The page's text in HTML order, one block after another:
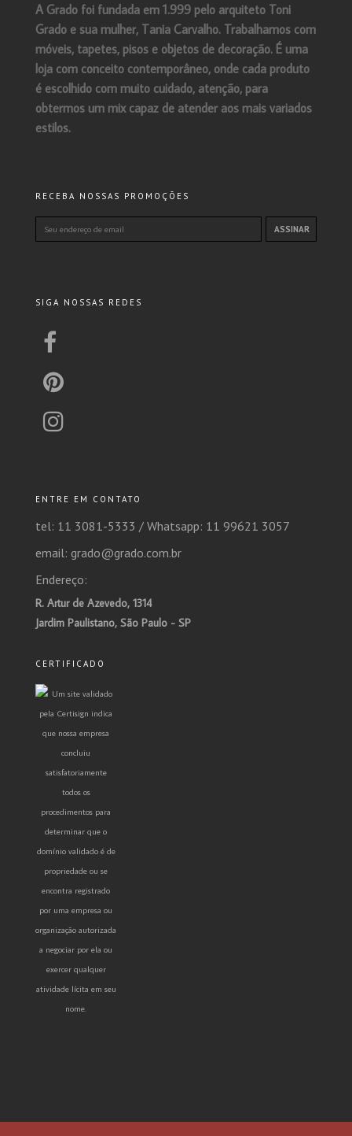
A Grado foi fundada em 1.999 pelo arquiteto Toni
Grado e sua mulher, Tania Carvalho. Trabalhamos com
móveis, tapetes, pisos e objetos de decoração. É uma
loja com conceito contemporâneo, onde cada produto
é escolhido com muito cuidado, atenção, para
obtermos um mix capaz de atender aos mais variados
estilos.
RECEBA NOSSAS PROMOÇÕES
SIGA NOSSAS REDES
ENTRE EM CONTATO
tel: 11 3081-5333 / Whatsapp: 11 99621 3057
email: grado@grado.com.br
Endereço:
R. Artur de Azevedo, 1314
Jardim Paulistano, São Paulo - SP
CERTIFICADO